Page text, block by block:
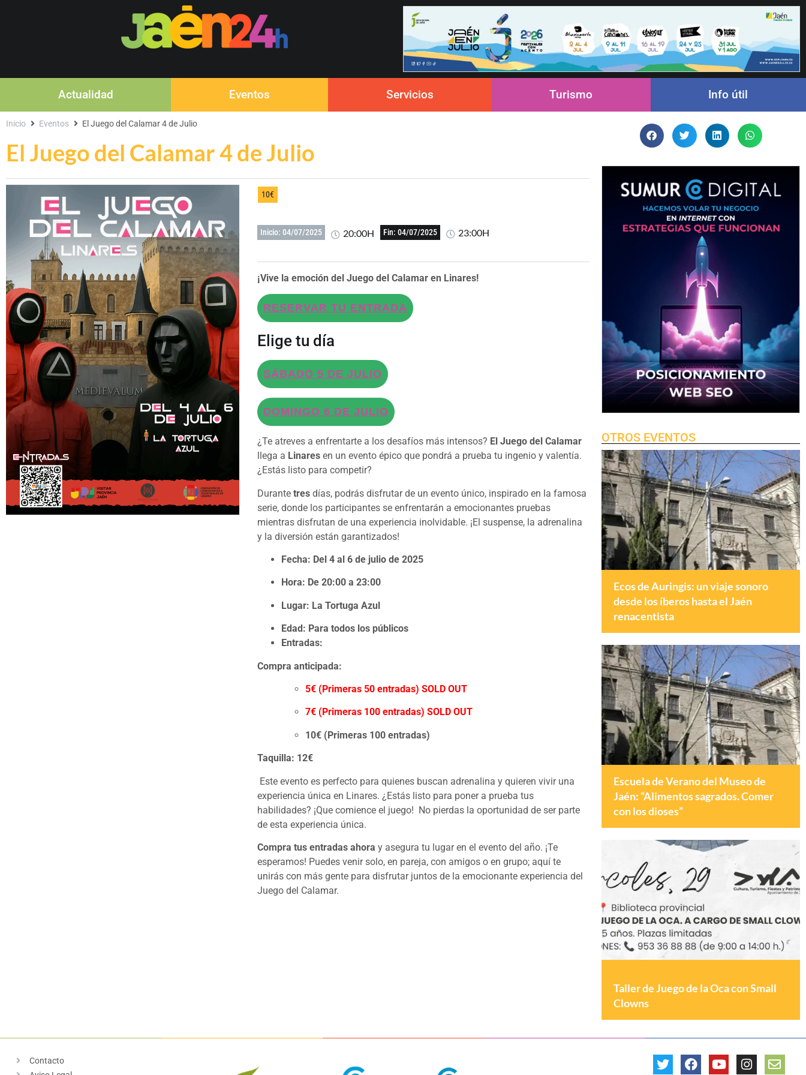
Actualidad Eventos Servicios Turismo Info útil
El Juego del Calamar 4 de Julio
Inicio Eventos El Juego del Calamar 4 de Julio
10€
Inicio: 04/07/2025 20:00H Fin: 04/07/2025 23:00H
¡Vive la emoción del Juego del Calamar en Linares!
RESERVAR TU ENTRADA
Elige tu día
SÁBADO 5 DE JULIO
DOMINGO 6 DE JULIO
¿Te atreves a enfrentarte a los desafíos más intensos? El Juego del Calamar
llega a Linares en un evento épico que pondrá a prueba tu ingenio y valentía.
¿Estás listo para competir?
Durantetres días, podrás disfrutar de un evento único, inspirado en la famosa
serie, donde los participantes se enfrentarán a emocionantes pruebas
mientras disfrutan de una experiencia inolvidable. ¡El suspense, la adrenalina
y la diversión están garantizados!
Fecha: Del 4 al 6 de julio de 2025
Hora: De 20:00 a 23:00
Lugar: La Tortuga Azul
Edad: Para todos los públicos
Entradas:
Compra anticipada:
5€ (Primeras 50 entradas) SOLD OUT
7€ (Primeras 100 entradas) SOLD OUT
10€ (Primeras 100 entradas)
Taquilla: 12€
Este evento es perfecto para quienes buscan adrenalina y quieren vivir una
experiencia única en Linares. ¿Estás listo para poner a prueba tus
habilidades? ¡Que comience el juego! No pierdas la oportunidad de ser parte
de esta experiencia única.
Compra tus entradas ahora y asegura tu lugar en el evento del año. ¡Te
esperamos! Puedes venir solo, en pareja, con amigos o en grupo; aquí te
unirás con más gente para disfrutar juntos de la emocionante experiencia del
Juego del Calamar.
OTROS EVENTOS
Ecos de Auringis: un viaje sonoro
desde los íberos hasta el Jaén
renacentista
Escuela de Verano del Museo de
Jaén: “Alimentos sagrados. Comer
con los dioses”
Taller de Juego de la Oca con Small
Clowns
Contacto